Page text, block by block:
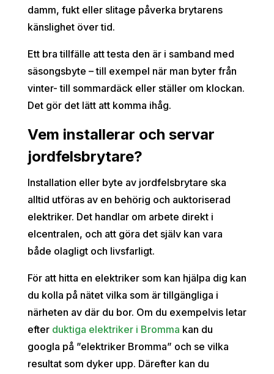
damm, fukt eller slitage påverka brytarens
känslighet över tid.
Ett bra tillfälle att testa den är i samband med
säsongsbyte – till exempel när man byter från
vinter- till sommardäck eller ställer om klockan.
Det gör det lätt att komma ihåg.
Vem installerar och servar
jordfelsbrytare?
Installation eller byte av jordfelsbrytare ska
alltid utföras av en behörig och auktoriserad
elektriker. Det handlar om arbete direkt i
elcentralen, och att göra det själv kan vara
både olagligt och livsfarligt.
För att hitta en elektriker som kan hjälpa dig kan
du kolla på nätet vilka som är tillgängliga i
närheten av där du bor. Om du exempelvis letar
efter duktiga elektriker i Bromma kan du
googla på ”elektriker Bromma” och se vilka
resultat som dyker upp. Därefter kan du